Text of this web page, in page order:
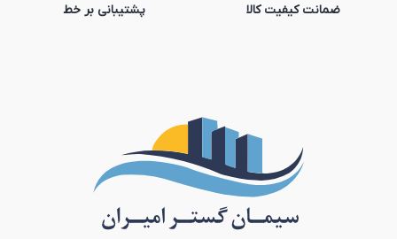
ضمانت کیفیت کالا پشتیبانی بر خط